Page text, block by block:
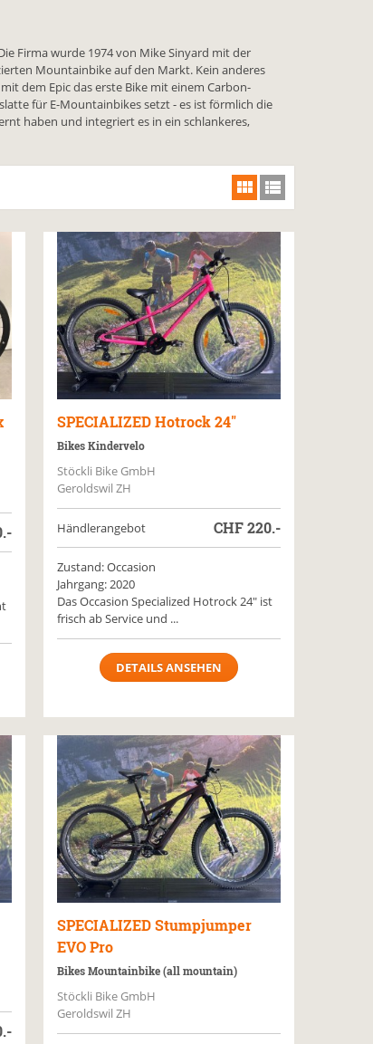
Firma wurde 1974 von Mike Sinyard mit der
Mountainbike auf den Markt. Kein anderes
dem Epic das erste Bike mit einem Carbon-
für E-Mountainbikes setzt - es ist förmlich die
haben und integriert es in ein schlankeres,
SPECIALIZED Hotrock 24"
Bikes Kindervelo
Stöckli Bike GmbH
Geroldswil ZH
Händlerangebot CHF220.-
Zustand: Occasion
Jahrgang: 2020
Das Occasion Specialized Hotrock 24" ist
frisch ab Service und ...
DETAILS ANSEHEN
SPECIALIZED Stumpjumper
EVO Pro
Bikes Mountainbike (all mountain)
Stöckli Bike GmbH
Geroldswil ZH